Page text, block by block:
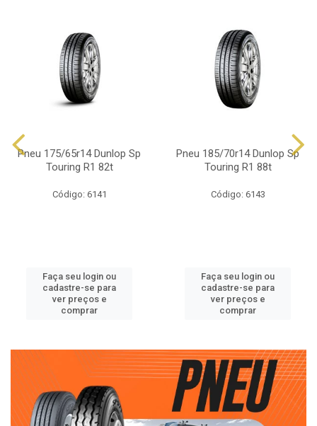
Pneu 175/65r14 Dunlop Sp
Touring R1 82t
Código: 6141
Faça seu login ou
cadastre-se para
ver preços e
comprar
Pneu 185/70r14 Dunlop Sp
Touring R1 88t
Código: 6143
Faça seu login ou
cadastre-se para
ver preços e
comprar